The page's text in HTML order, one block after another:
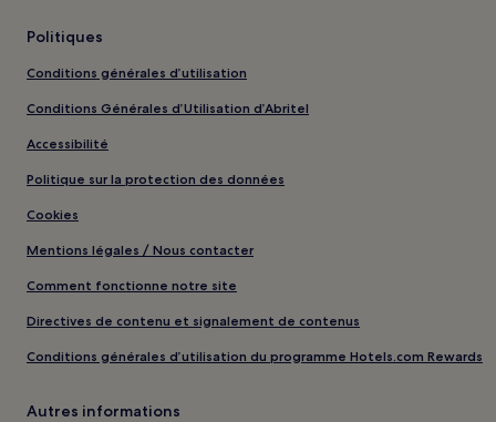
Politiques
Conditions générales d’utilisation
Conditions Générales d’Utilisation d’Abritel
Accessibilité
Politique sur la protection des données
Cookies
Mentions légales / Nous contacter
Comment fonctionne notre site
Directives de contenu et signalement de contenus
Conditions générales d’utilisation du programme Hotels.com Rewards
Autres informations